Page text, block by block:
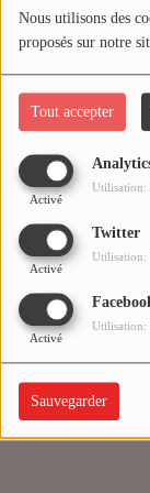
Nous utilisons des
proposés sur notre
Tout accepter
Activé
Utilisation:
Twitter
Activé
Utilisation:
Activé
Utilisation:
Sauvegarder
Médias
PODCASTS
Agenda
Titres diffusés
Il semble que